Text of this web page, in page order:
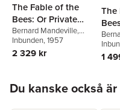
The Fable of the
Bees: Or Private
Vices, Publick
Benefits
Bernard Mandeville,
Kaye
Inbunden, 1957
2 329 kr
The
Kaye
1
Du kanske också